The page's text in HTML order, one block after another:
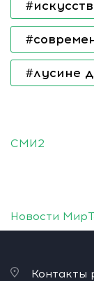
#лусине
СМИ2
Новости
Контакты